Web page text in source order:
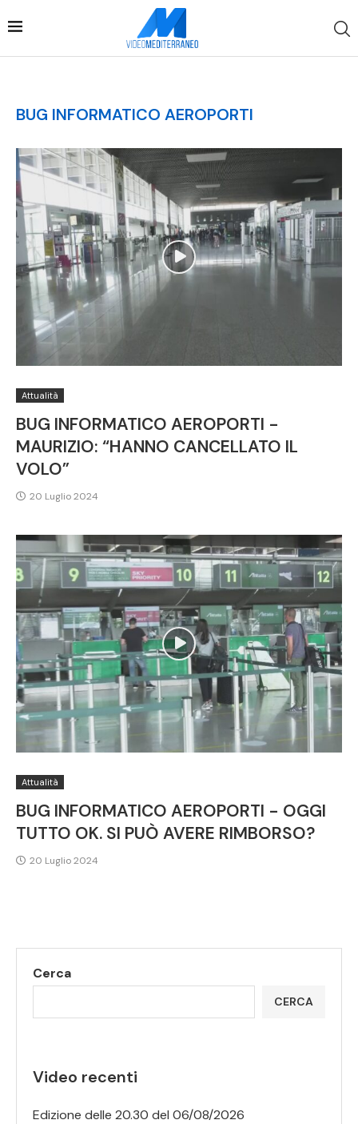
BUG INFORMATICO AEROPORTI
Attualità
BUG INFORMATICO AEROPORTI -
MAURIZIO: “HANNO CANCELLATO IL
VOLO”
20 Luglio 2024
Attualità
BUG INFORMATICO AEROPORTI - OGGI
TUTTO OK. SI PUÒ AVERE RIMBORSO?
20 Luglio 2024
Cerca
CERCA
Video recenti
Edizione delle 20.30 del 06/08/2026